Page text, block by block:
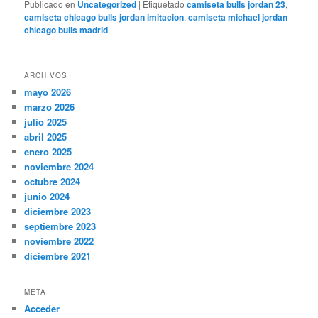
Publicado en Uncategorized | Etiquetado camiseta bulls jordan 23,
camiseta chicago bulls jordan imitacion,camiseta michael jordan
chicago bulls madrid
ARCHIVOS
mayo 2026
marzo 2026
julio 2025
abril 2025
enero 2025
noviembre 2024
octubre 2024
junio 2024
diciembre 2023
septiembre 2023
noviembre 2022
diciembre 2021
META
Acceder